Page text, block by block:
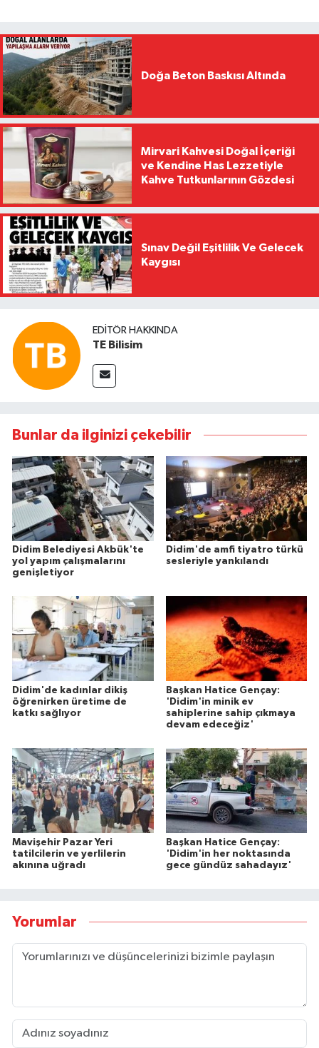
Doğa Beton Baskısı Altında
Mirvari Kahvesi Doğal İçeriği
ve Kendine Has Lezzetiyle
Kahve Tutkunlarının Gözdesi
Sınav Değil Eşitlilik Ve Gelecek
Kaygısı
EDITÖR HAKKINDA
TE Bilisim
Bunlar da ilginizi çekebilir
Didim Belediyesi Akbük'te
yol yapım çalışmalarını
genişletiyor
Didim'de amfi tiyatro türkü
sesleriyle yankılandı
Didim'de kadınlar dikiş
öğrenirken üretime de
katkı sağlıyor
Başkan Hatice Gençay:
'Didim'in minik ev
sahiplerine sahip çıkmaya
devam edeceğiz'
Mavişehir Pazar Yeri
tatilcilerin ve yerlilerin
akınına uğradı
Başkan Hatice Gençay:
'Didim'in her noktasında
gece gündüz sahadayız'
Yorumlar